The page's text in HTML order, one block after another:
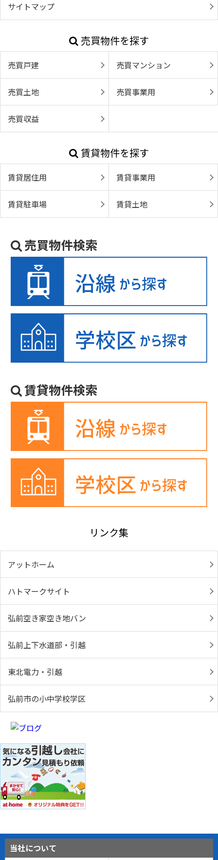
サイトマップ
売買物件を探す
売買戸建 売買マンション
売買土地 売買事業用
売買収益
賃貸物件を探す
賃貸居住用 賃貸事業用
賃貸駐車場 賃貸土地
売買物件検索
賃貸物件検索
リンク集
アットホーム
ハトマークサイト
弘前空き家空き地バン
弘前上下水道部・引越
東北電力・引越
弘前市の小中学校学区
当社について